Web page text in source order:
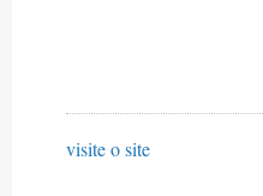
visite o site